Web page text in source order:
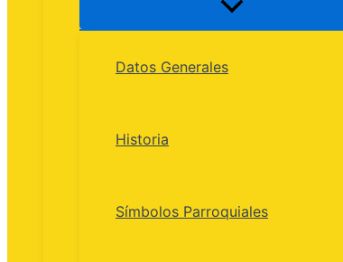
Datos Generales
Historia
Símbolos Parroquiales